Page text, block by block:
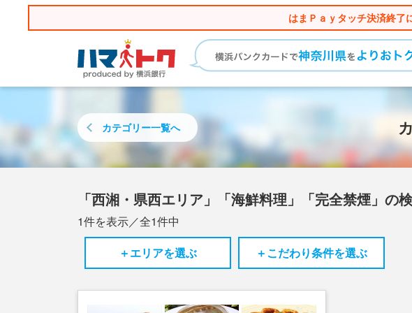
はまＰａｙタッチ決済終了
カテゴリー一覧へ
「西湘・県西エリア」「海鮮料理」「完全禁煙」の
1件を表示／全1件中
＋エリアを選ぶ
＋こだわり条件を選ぶ